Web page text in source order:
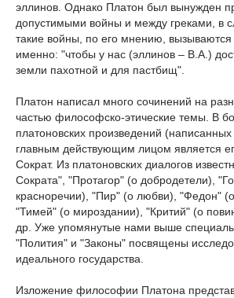
эллинов. Однако Платон был вынужден
допустимыми войны и между греками, в
такие войны, по его мнению,
именно: "чтобы у нас (эллинов – В.А.)
земли пахотной и для пастбищ".
Платон написал много сочинений на
частью философско-этические темы. В
платоновских произведений
главным действующим лицом является
Сократ. Из платоновских диалогов
Сократа", "Протагор" (о добродетели),
красноречии), "Пир" (о любви), "Федон"
"Тимей" (о мироздании), "Критий" (о
др. Уже упомянутые нами выше
"Полития" и "Законы" посвящены
идеального государства.
Изложение философии Платона